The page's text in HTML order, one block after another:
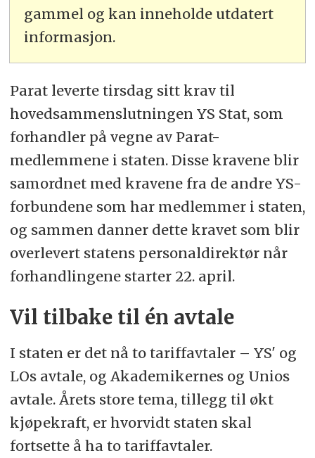
gammel og kan inneholde utdatert
informasjon.
Parat leverte tirsdag sitt krav til
hovedsammenslutningen YS Stat, som
forhandler på vegne av Parat-
medlemmene i staten. Disse kravene blir
samordnet med kravene fra de andre YS-
forbundene som har medlemmer i staten,
og sammen danner dette kravet som blir
overlevert statens personaldirektør når
forhandlingene starter 22. april.
Vil tilbake til én avtale
I staten er det nå to tariffavtaler – YS' og
LOs avtale, og Akademikernes og Unios
avtale. Årets store tema, tillegg til økt
kjøpekraft, er hvorvidt staten skal
fortsette å ha to tariffavtaler.